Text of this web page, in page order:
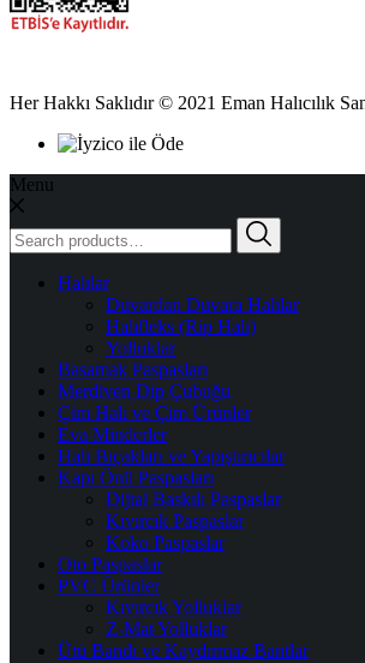
Her Hakkı Saklıdır © 2021 Eman Halıcılık
Menu
Search
for:
Halılar
Duvardan Duvara Halılar
Halıfleks (Rip Halı)
Yolluklar
Basamak Paspasları
Merdiven Dip Çubuğu
Çim Halı ve Çim Ürünler
Eva Minderler
Halı Bıçakları ve Yapıştırıcılar
Kapı Önü Paspasları
Dijtal Baskılı Paspaslar
Kıvırcık Paspaslar
Koko Paspaslar
Oto Paspaslar
PVC Ürünler
Kıvırcık Yolluklar
Z-Mat Yolluklar
Ütü Bandı ve Kaydırmaz Bantlar